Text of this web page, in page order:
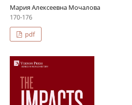
Мария Алексеевна Мочалова
170-176
pdf